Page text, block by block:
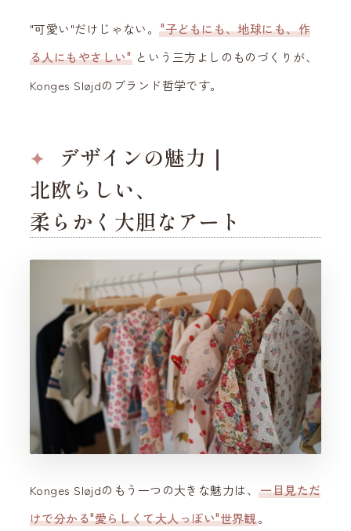
"可愛い"だけじゃない。"子どもにも、地球にも、作
る人にもやさしい"という三方よしのものづくりが、
Konges Sløjdのブランド哲学です。
デザインの魅力｜
北欧らしい、
柔らかく大胆なアート
Konges Sløjdのもう一つの大きな魅力は、一目見ただ
けで分かる"愛らしくて大人っぽい"世界観。